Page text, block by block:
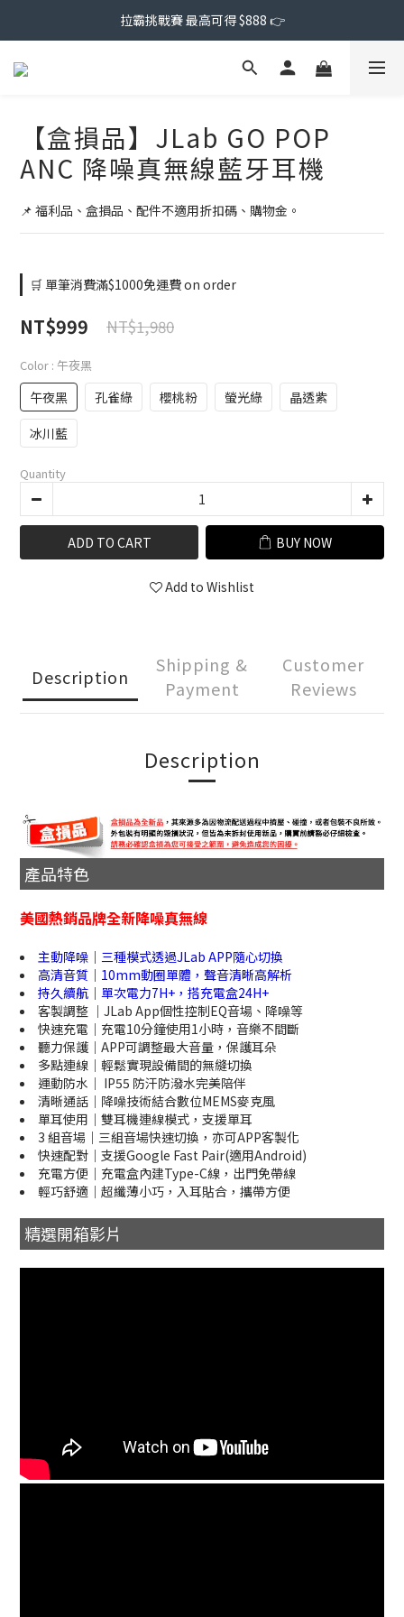
拉霸挑戰賽 最高可得 $888 👉
【盒損品】JLab GO POP
ANC 降噪真無線藍牙耳機
📌 福利品、盒損品、配件不適用折扣碼、購物金。
🛒 單筆消費滿$1000免運費 on order
NT$999 NT$1,980
Color : 午夜黑
午夜黑 孔雀綠 櫻桃粉 螢光綠
晶透紫
冰川藍
Quantity
ADD TO CART BUY NOW
Add to Wishlist
Description
Shipping &
Payment
Customer
Reviews
Description
產品特色
美國熱銷品牌全新降噪真無線
主動降噪｜三種模式透過JLab APP隨心切換
高清音質｜10mm動圈單體，聲音清晰高解析
持久續航｜單次電力7H+，搭充電盒24H+
客製調整 ｜JLab App個性控制EQ音場、降噪等
快速充電｜充電10分鐘使用1小時，音樂不間斷
聽力保護｜APP可調整最大音量，保護耳朵
多點連線｜輕鬆實現設備間的無縫切換
運動防水｜ IP55 防汗防潑水完美陪伴
清晰通話｜降噪技術結合數位MEMS麥克風
單耳使用｜雙耳機連線模式，支援單耳
3 組音場｜三組音場快速切換，亦可APP客製化
快速配對｜支援Google Fast Pair(適用Android)
充電方便｜充電盒內建Type-C線，出門免帶線
輕巧舒適｜超纖薄小巧，入耳貼合，攜帶方便
精選開箱影片